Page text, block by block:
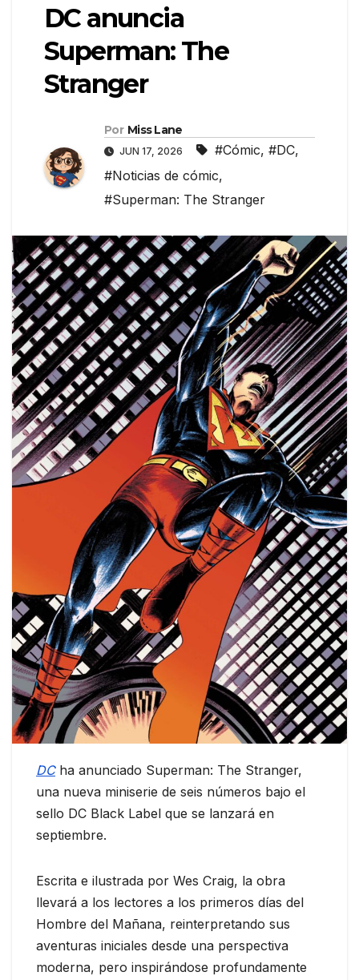
DC anuncia
Superman: The
Stranger
Por Miss Lane
JUN 17, 2026 #Cómic, #DC,
#Noticias de cómic,
#Superman: The Stranger
DCha anunciado Superman: The Stranger,
una nueva miniserie de seis números bajo el
sello DC Black Label que se lanzará en
septiembre.
Escrita e ilustrada por Wes Craig, la obra
llevará a los lectores a los primeros días del
Hombre del Mañana, reinterpretando sus
aventuras iniciales desde una perspectiva
moderna, pero inspirándose profundamente